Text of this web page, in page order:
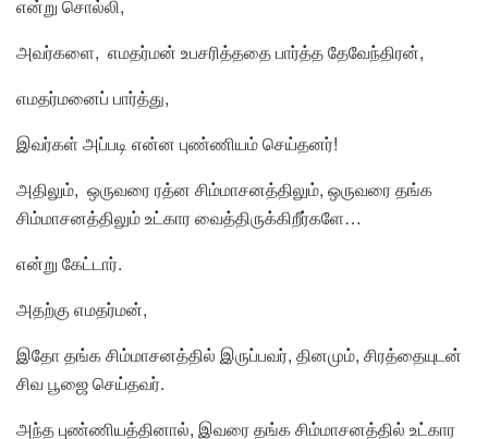
என்று சொல்லி,
அவர்களை, எமதர்மன் உபசரித்ததை பார்த்த தேவேந்திரன்,
எமதர்மனைப் பார்த்து,
இவர்கள் அப்படி என்ன புண்ணியம் செய்தனர்!
அதிலும், ஒருவரை ரத்ன சிம்மாசனத்திலும், ஒருவரை தங்க
சிம்மாசனத்திலும் உட்கார வைத்திருக்கிறீர்களே…
என்று கேட்டார்.
அதற்கு எமதர்மன்,
இதோ தங்க சிம்மாசனத்தில் இருப்பவர், தினமும், சிரத்தையுடன்
சிவ பூஜை செய்தவர்.
அந்த புண்ணியத்தினால், இவரை தங்க சிம்மாசனத்தில் உட்கார